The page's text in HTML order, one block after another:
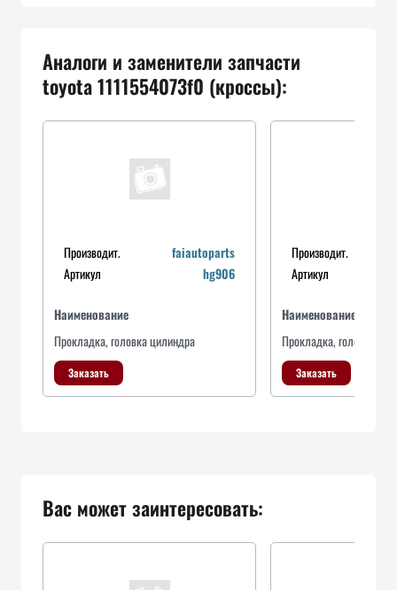
Аналоги и заменители запчасти
toyota 1111554073f0 (кроссы):
Производит.
faiautoparts
Артикул
hg906
Наименование
Прокладка, головка цилиндра
Заказать
Производит.
Артикул
Наименование
Прокладка, головка
Заказать
Вас может заинтересовать: